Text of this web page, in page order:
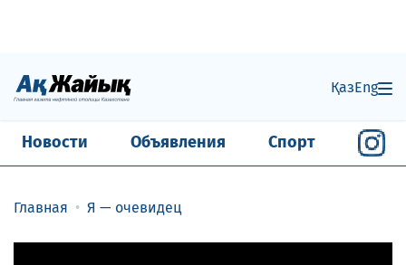
ҚазEng
Новости Объявления Спорт
Главная Я — очевидец